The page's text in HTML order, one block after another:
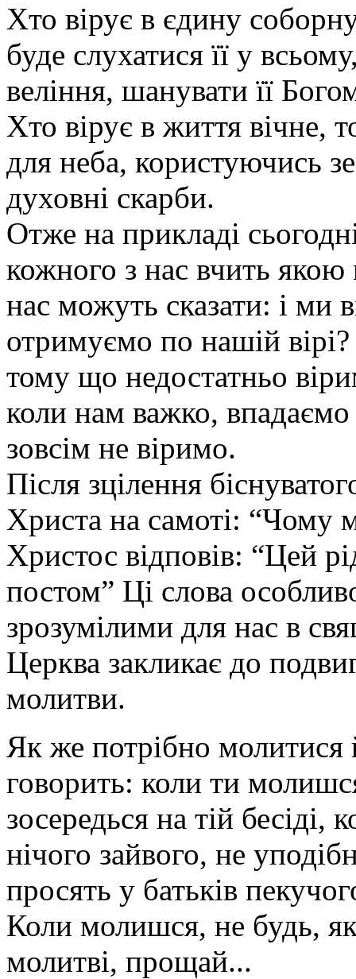
Хто вірує в єдину
буде слухатися її у
веління, шанувати її
Хто вірує в життя вічне,
для неба, користуючись
духовні скарби.
Отже на прикладі
кожного з нас вчить якою
нас можуть сказати: і ми
отримуємо по нашій
тому що недостатньо
коли нам важко,
зовсім не віримо.
Після зцілення
Христа на самоті: “Чому
Христос відповів: “Цей
постом” Ці слова
зрозумілими для нас в
Церква закликає до
молитви.
Як же потрібно
говорить: коли ти
зосередься на тій
нічого зайвого, не
просять у батьків
Коли молишся, не будь,
молитві, прощай...